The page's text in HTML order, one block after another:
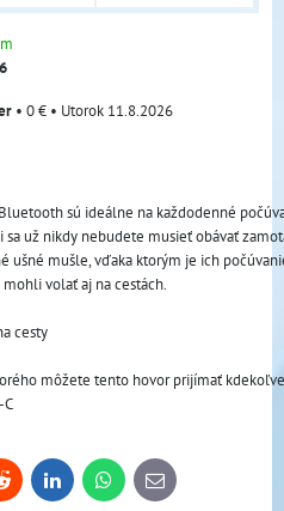
• 0 € • Utorok 11.8.2026
sú ideálne na každodenné
už nikdy nebudete musieť obávať
ušné mušle, vďaka ktorým je ich
volať aj na cestách.
cesty
môžete tento hovor prijímať
Reddit LinkedInWhatsApp
E-
mail